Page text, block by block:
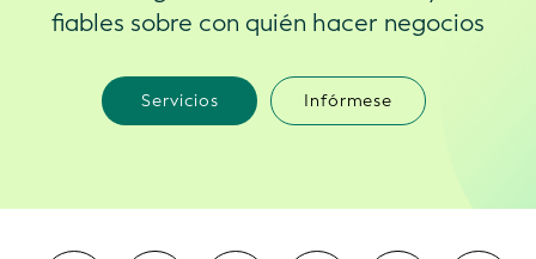
fiables sobre con quién hacer negocios
Servicios Infórmese